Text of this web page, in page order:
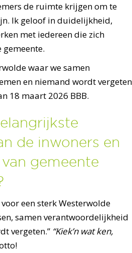
de ruimte krijgen om te
Ik geloof in duidelijkheid,
met iedereen die zich
waar we samen
en niemand wordt vergeten
18 maart 2026 BBB.
de inwoners en
gemeente
een sterk Westerwolde
samen verantwoordelijkheid
vergeten.” “Kiek’n wat ken,